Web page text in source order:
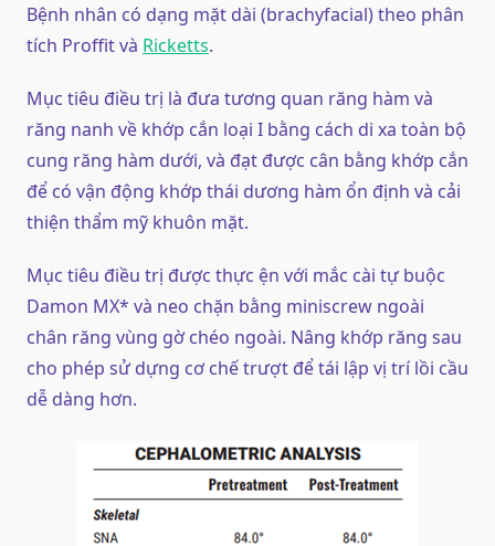
Bệnh nhân có dạng mặt dài (brachyfacial) theo phân
tích Proffit và Ricketts.
Mục tiêu điều trị là đưa tương quan răng hàm và
răng nanh về khớp cắn loại I bằng cách di xa toàn bộ
cung răng hàm dưới, và đạt được cân bằng khớp cắn
để có vận động khớp thái dương hàm ổn định và cải
thiện thẩm mỹ khuôn mặt.
Mục tiêu điều trị được thực ện với mắc cài tự buộc
Damon MX* và neo chặn bằng miniscrew ngoài
chân răng vùng gờ chéo ngoài. Nâng khớp răng sau
cho phép sử dựng cơ chế trượt để tái lập vị trí lồi cầu
dễ dàng hơn.